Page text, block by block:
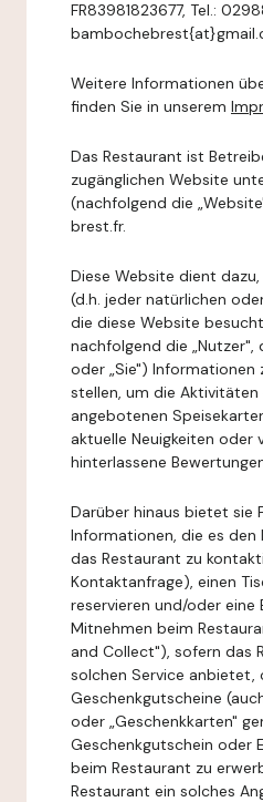
FR83981823677, Tel.:
Weitere Informationen
finden Sie in unserem
Das Restaurant ist
zugänglichen Website
(nachfolgend die
brest.fr.
Diese Website dient
(d.h. jeder natürlichen
die diese Website
nachfolgend die „Nutzer",
oder „Sie") Informationen
stellen, um die Aktivitäten
angebotenen
aktuelle Neuigkeiten oder
hinterlassene
Darüber hinaus bietet sie
Informationen, die es den
das Restaurant zu
Kontaktanfrage), einen
reservieren und/oder eine
Mitnehmen beim
and Collect"), sofern das
solchen Service anbietet,
Geschenkgutscheine
oder „Geschenkkarten"
Geschenkgutschein oder
beim Restaurant zu
Restaurant ein solches